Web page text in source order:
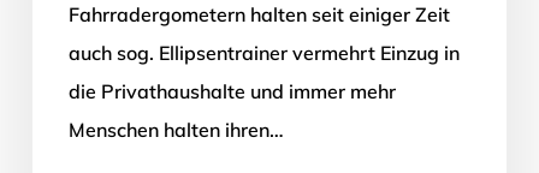
Fahrradergometern halten seit einiger Zeit
auch sog. Ellipsentrainer vermehrt Einzug in
die Privathaushalte und immer mehr
Menschen halten ihren…